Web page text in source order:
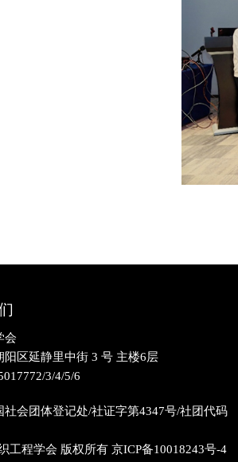
会
阳区延静里中街 3 号 主楼6层
3/4/5/6
社会团体登记处/社证字第4347号/社团代码
工程学会 版权所有 京ICP备10018243号-4